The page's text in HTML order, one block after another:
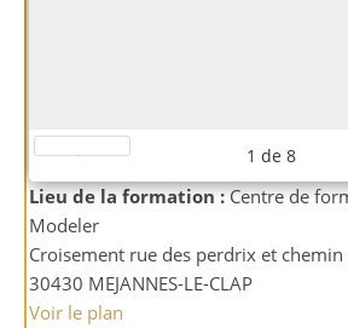
1 de 8
Lieu de la formation : Centre de
Modeler
Croisement rue des perdrix et
30430 MEJANNES-LE-CLAP
Voir le plan